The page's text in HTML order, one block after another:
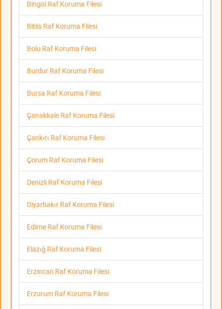
Bingöl Raf Koruma Filesi
Bitlis Raf Koruma Filesi
Bolu Raf Koruma Filesi
Burdur Raf Koruma Filesi
Bursa Raf Koruma Filesi
Çanakkale Raf Koruma Filesi
Çankırı Raf Koruma Filesi
Çorum Raf Koruma Filesi
Denizli Raf Koruma Filesi
Diyarbakır Raf Koruma Filesi
Edirne Raf Koruma Filesi
Elazığ Raf Koruma Filesi
Erzincan Raf Koruma Filesi
Erzurum Raf Koruma Filesi